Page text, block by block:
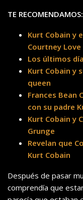
TE RECOMENDAMOS:
Kurt Cobain y
Courtney Love
Los últimos
Kurt Cobain y
queen
Frances Bean
con su padre
Kurt Cobain y
Grunge
Revelan que
Kurt Cobain
Después de pasar
comprendía que